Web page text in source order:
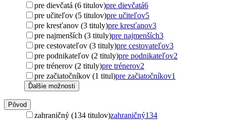
pre dievčatá (6 titulov)pre dievčatá6
pre učiteľov (5 titulov)pre učiteľov5
pre kresťanov (3 tituly)pre kresťanov3
pre najmenších (3 tituly)pre najmenších3
pre cestovateľov (3 tituly)pre cestovateľov3
pre podnikateľov (2 tituly)pre podnikateľov2
pre trénerov (2 tituly)pre trénerov2
pre začiatočníkov (1 titul)pre začiatočníkov1
Ďalšie možnosti
Pôvod
zahraničný (134 titulov)zahraničný134